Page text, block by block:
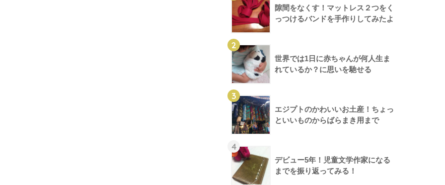
隙間をなくす！マットレス２つをく
っつけるバンドを手作りしてみたよ
2
世界では1日に赤ちゃんが何人生ま
れているか？に思いを馳せる
3
エジプトのかわいいお土産！ちょっ
といいものからばらまき用まで
4
デビュー5年！児童文学作家になる
までを振り返ってみる！